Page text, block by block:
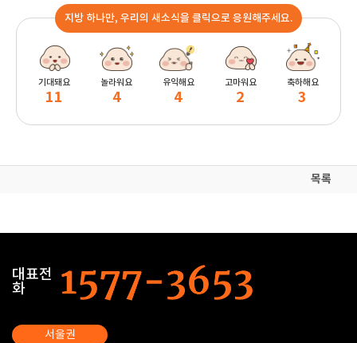
지방 하나만, 우리의 새소식을 클릭으로 응원해주세요.
기대돼요
11
놀라워요
4
유익해요
4
고마워요
2
축하해요
3
목록
대표전
화